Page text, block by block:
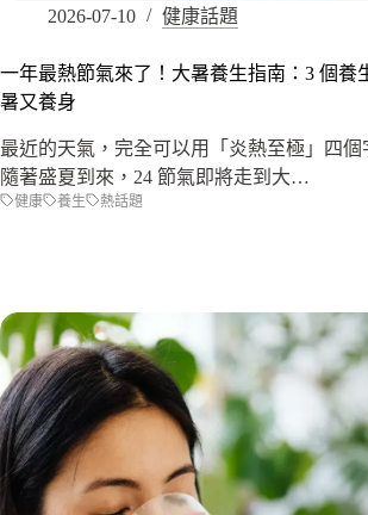
2026-07-10 健康話題
一年最熱節氣來了！大暑養生指南：3 個養
暑又養身
最近的天氣，完全可以用「炎熱至極」四個
隨著盛夏到來，24 節氣即將走到大…
健康 養生 熱話題